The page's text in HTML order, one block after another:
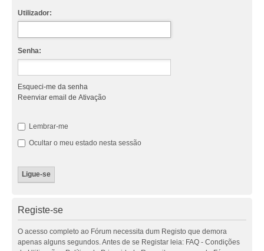
Utilizador:
Senha:
Esqueci-me da senha
Reenviar email de Ativação
Lembrar-me
Ocultar o meu estado nesta sessão
Registe-se
O acesso completo ao Fórum necessita dum Registo que demora
apenas alguns segundos. Antes de se Registar leia: FAQ - Condições